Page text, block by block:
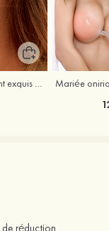
de réduction.